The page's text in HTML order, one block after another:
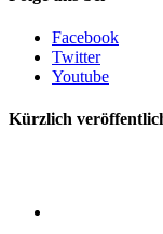
Facebook
Twitter
Youtube
Kürzlich